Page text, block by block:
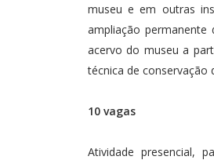
museu e em outras
ampliação
acervo do museu a
técnica de conservação
10 vagas
Atividade presencial,